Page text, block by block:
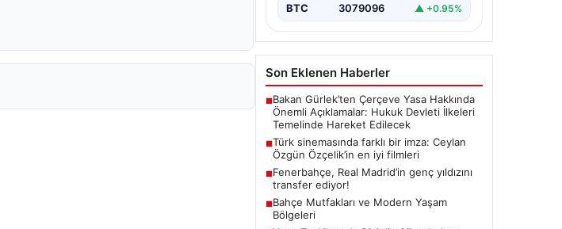
BTC 3079096 ▲ +0.95%
Son Eklenen Haberler
■Bakan Gürlek’ten Çerçeve Yasa Hakkında
Önemli Açıklamalar: Hukuk Devleti İlkeleri
Temelinde Hareket Edilecek
■Türk sinemasında farklı bir imza: Ceylan
Özgün Özçelik’in en iyi filmleri
■Fenerbahçe, Real Madrid’in genç yıldızını
transfer ediyor!
■Bahçe Mutfakları ve Modern Yaşam
Bölgeleri